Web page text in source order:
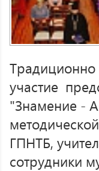
Традиционно
участие
"Знамение -
ГПНТБ,
сотрудники